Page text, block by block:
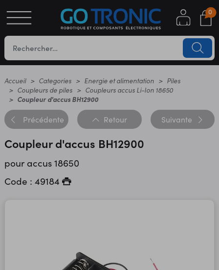
0
Accueil Categories Energie et alimentation
Piles
Coupleurs de piles
Coupleurs accus Li-Ion 18650
Coupleur d'accus BH12900
Précédente Retour Suivante
Coupleur d'accus BH12900
pour accus 18650
Code : 49184